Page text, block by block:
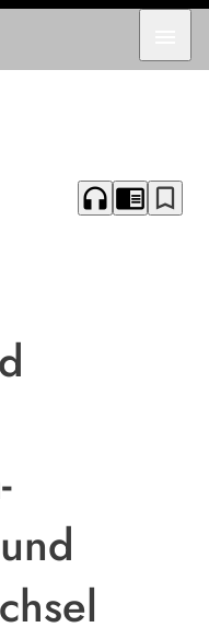
headphones chrome_reader_mode bookmark_border